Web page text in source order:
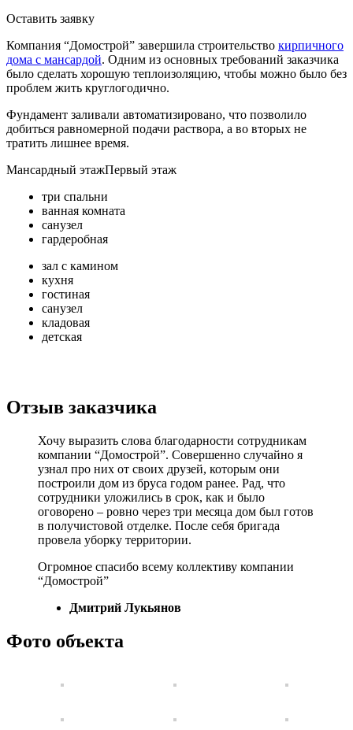
Оставить заявку
Компания “Домострой” завершила строительство кирпичного
дома с мансардой. Одним из основных требований заказчика
было сделать хорошую теплоизоляцию, чтобы можно было без
проблем жить круглогодично.
Фундамент заливали автоматизировано, что позволило
добиться равномерной подачи раствора, а во вторых не
тратить лишнее время.
Мансардный этажПервый этаж
три спальни
ванная комната
санузел
гардеробная
зал с камином
кухня
гостиная
санузел
кладовая
детская
Отзыв заказчика
Хочу выразить слова благодарности сотрудникам
компании “Домострой”. Совершенно случайно я
узнал про них от своих друзей, которым они
построили дом из бруса годом ранее. Рад, что
сотрудники уложились в срок, как и было
оговорено – ровно через три месяца дом был готов
в получистовой отделке. После себя бригада
провела уборку территории.
Огромное спасибо всему коллективу компании
“Домострой”
Дмитрий Лукьянов
Фото объекта